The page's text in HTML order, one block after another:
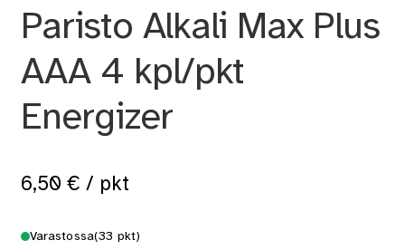
Paristo Alkali Max Plus
AAA 4 kpl/pkt
Energizer
6,50 € / pkt
Varastossa(33 pkt)